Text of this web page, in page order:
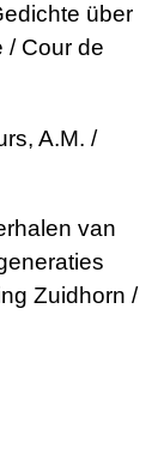
über
/ Cour de
A.M. /
van
Zuidhorn /